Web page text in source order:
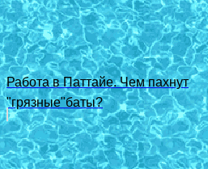
Работа в Паттайе. Чем пахнут
"грязные"баты?